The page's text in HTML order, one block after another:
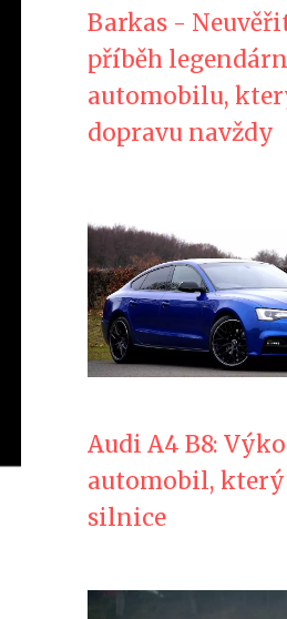
Barkas -
příběh
automobilu,
dopravu navždy
Audi A4 B8:
automobil,
silnice